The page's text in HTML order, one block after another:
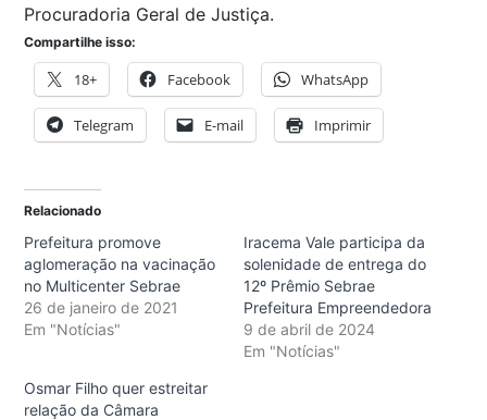
Procuradoria Geral de Justiça.
Compartilhe isso:
18+ Facebook WhatsApp
Telegram E-mail Imprimir
Relacionado
Prefeitura promove
aglomeração na vacinação
no Multicenter Sebrae
26 de janeiro de 2021
Em "Notícias"
Iracema Vale participa da
solenidade de entrega do
12º Prêmio Sebrae
Prefeitura Empreendedora
9 de abril de 2024
Em "Notícias"
Osmar Filho quer estreitar
relação da Câmara